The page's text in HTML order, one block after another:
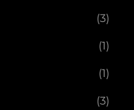
(3)
(1)
(1)
(3)